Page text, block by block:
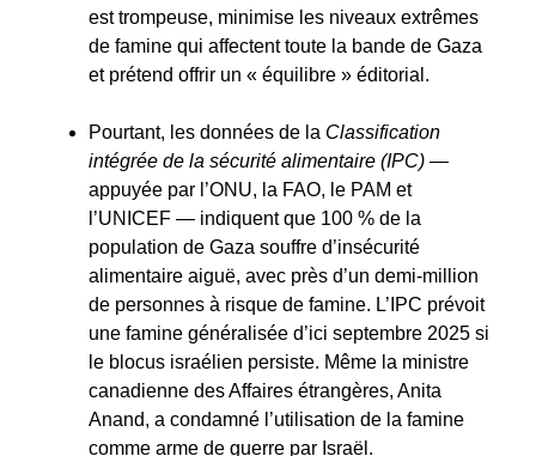
est trompeuse, minimise les niveaux extrêmes
de famine qui affectent toute la bande de Gaza
et prétend offrir un « équilibre » éditorial.
Pourtant, les données de la Classification
intégrée de la sécurité alimentaire (IPC) —
appuyée par l’ONU, la FAO, le PAM et
l’UNICEF — indiquent que 100 % de la
population de Gaza souffre d’insécurité
alimentaire aiguë, avec près d’un demi-million
de personnes à risque de famine. L’IPC prévoit
une famine généralisée d’ici septembre 2025 si
le blocus israélien persiste. Même la ministre
canadienne des Affaires étrangères, Anita
Anand, a condamné l’utilisation de la famine
comme arme de guerre par Israël.